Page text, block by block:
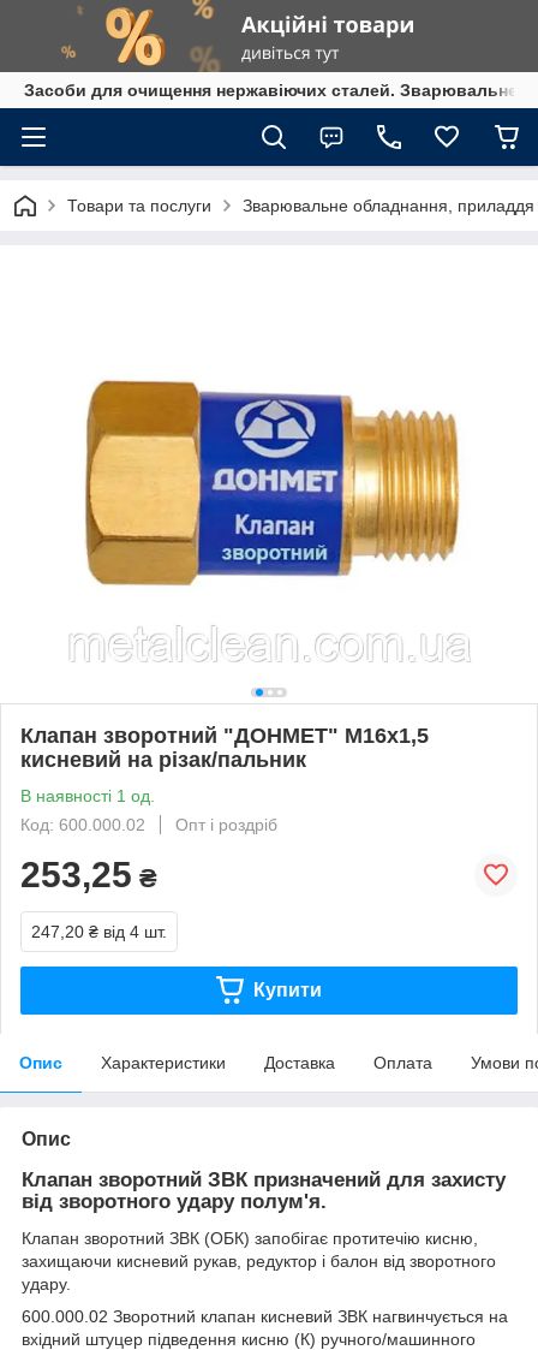
Засоби для очищення нержавіючих сталей. Зварювальне
Товари та послуги Зварювальне обладнання, приладдя
Клапан зворотний "ДОНМЕТ" М16х1,5
кисневий на різак/пальник
В наявності 1 од.
Код: 600.000.02
Опт і роздріб
253,25 ₴
247,20 ₴ від 4 шт.
Купити
Опис Характеристики Доставка Оплата Умови
Опис
Клапан зворотний ЗВК призначений для захисту
від зворотного удару полум'я.
Клапан зворотний ЗВК (ОБК) запобігає протитечію кисню,
захищаючи кисневий рукав, редуктор і балон від зворотного
удару.
600.000.02 Зворотний клапан кисневий ЗВК нагвинчується на
вхідний штуцер підведення кисню (К) ручного/машинного